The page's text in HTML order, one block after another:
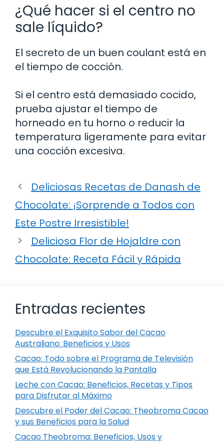
¿Qué hacer si el centro no
sale líquido?
El secreto de un buen coulant está en
el tiempo de cocción.
Si el centro está demasiado cocido,
prueba ajustar el tiempo de
horneado en tu horno o reducir la
temperatura ligeramente para evitar
una cocción excesiva.
Deliciosas Recetas de Danash de
Chocolate: ¡Sorprende a Todos con
Este Postre Irresistible!
Deliciosa Flor de Hojaldre con
Chocolate: Receta Fácil y Rápida
Entradas recientes
Descubre el Exquisito Sabor del Cacao
Australiano: Beneficios y Usos
Cacao: Todo sobre el Programa de Televisión
que Está Revolucionando la Pantalla
Leche con Cacao: Beneficios, Recetas y Tipos
para Disfrutar al Máximo
Descubre el Poder del Cacao: Theobroma Cacao
y sus Beneficios para la Salud
Cacao Theobroma: Beneficios, Usos y